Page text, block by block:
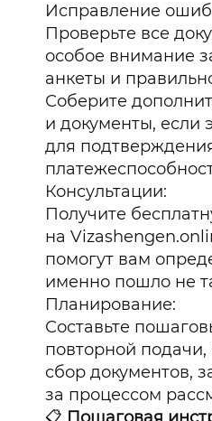
Исправление
Проверьте все
особое внимание
анкеты и
Соберите
и документы, если
для
Консультации:
Получите
на
помогут вам
именно пошло не
Планирование:
Составьте
повторной
сбор документов,
за процессом